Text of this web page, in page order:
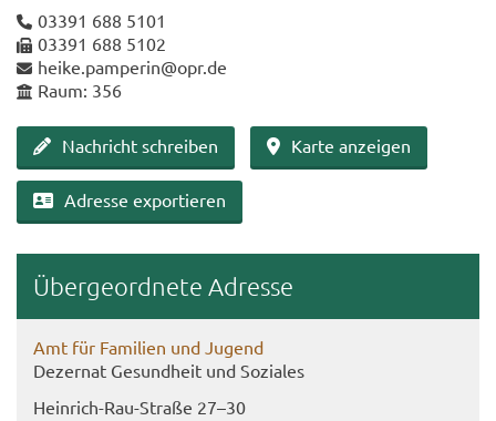
03391 688 5101
03391 688 5102
heike.pam­pe­rin@opr.de
Raum: 356
Nach­richt schrei­ben Karte an­zei­gen
Adres­se ex­por­tie­ren
Über­ge­ord­ne­te Adres­se
Amt für Fa­mi­li­en und Ju­gend
De­zer­nat Ge­sund­heit und So­zia­les
Heinrich-​Rau-Straße 27–30